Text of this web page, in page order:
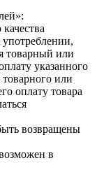
товарный или
указанного
товарного или
оплату товара
возвращены
в